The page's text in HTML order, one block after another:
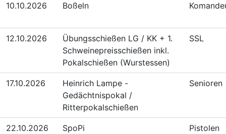
10.10.2026 Boßeln
12.10.2026
Übungsschießen LG / KK + 1.
Schweinepreisschießen inkl.
Pokalschießen (Wurstessen)
SSL
17.10.2026
Heinrich Lampe -
Gedächtnispokal /
Ritterpokalschießen
Senioren
22.10.2026 SpoPi Pistolen